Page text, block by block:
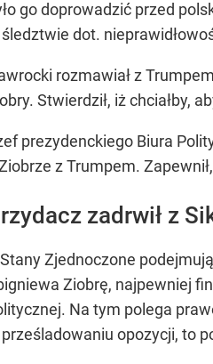
go doprowadzić przed
dot.
rozmawiał z
Stwierdził, iż chciałby,
prezydenckiego Biura
z Trumpem.
zadrwił z
Zjednoczone
Ziobrę, najpewniej
Na tym polega
opozycji, to